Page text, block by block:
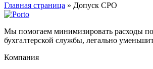
Главная страница » Допуск СРО
Мы помогаем минимизировать расходы
бухгалтерской службы, легально
Компания